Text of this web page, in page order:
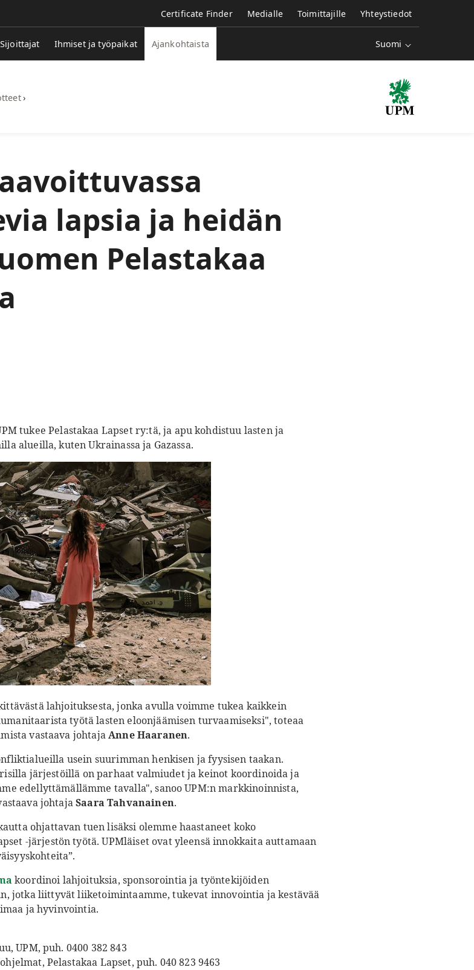
Certificate Finder Medialle Toimittajille Yhteystiedot
Suomi
Sijoittajat Ihmiset ja työpaikat Ajankohtaista
›
lapsia ja heidän
Pelastakaa
tukee Pelastakaa Lapset ry:tä, ja apu kohdistuu lasten ja
alueilla, kuten Ukrainassa ja Gazassa.
lahjoituksesta, jonka avulla voimme tukea kaikkein
työtä lasten eloonjäämisen turvaamiseksi", toteaa
vastaava johtajaAnne Haaranen.
usein suurimman henkisen ja fyysisen taakan.
järjestöillä on parhaat valmiudet ja keinot koordinoida ja
edellyttämällämme tavalla", sanoo UPM:n markkinoinnista,
johtajaSaara Tahvanainen.
ohjattavan tuen lisäksi olemme haastaneet koko
-järjestön työtä. UPMläiset ovat yleensä innokkaita auttamaan
koordinoi lahjoituksia, sponsorointia ja työntekijöiden
, jotka liittyvät liiketoimintaamme, tukevat innovointia ja kestävää
ja hyvinvointia.
UPM, puh. 0400 382 843
Pelastakaa Lapset, puh. 040 823 9463